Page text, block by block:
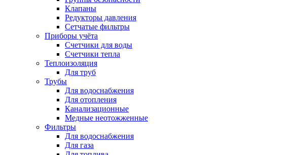
Клапаны
Редукторы давления
Сетчатые фильтры
Приборы учёта
Счетчики для воды
Счетчики тепла
Теплоизоляция
Для труб
Трубы
Для водоснабжения
Для отопления
Канализационные
Медные неотожженные
Фильтры
Для водоснабжения
Для газа